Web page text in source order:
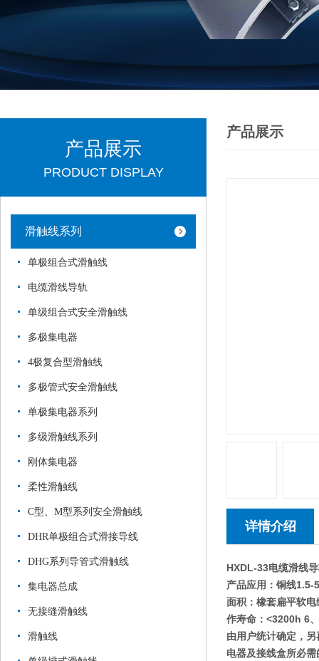
产品展示
PRODUCT DISPLAY
滑触线系列
单极组合式滑触线
电缆滑线导轨
单级组合式安全滑触线
多极集电器
4极复合型滑触线
多极管式安全滑触线
单极集电器系列
多级滑触线系列
刚体集电器
柔性滑触线
C型、M型系列安全滑触线
DHR单极组合式滑接导线
DHG系列导管式滑触线
集电器总成
无接缝滑触线
滑触线
产品展示
详情介绍
HXDL-33电缆滑线
产品应用：铜线1.5-
面积：橡套扁平软
作寿命：<3200h 6
由用户统计确定，
电器及接线盒所必